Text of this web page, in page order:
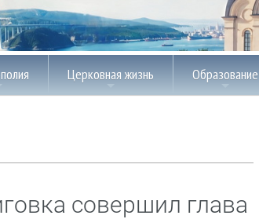
Церковная жизнь Образование
совершил глава